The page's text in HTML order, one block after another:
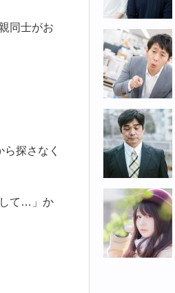
同士がお
探さなく
て…」か